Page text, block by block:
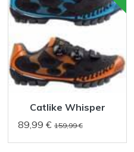
Catlike Whisper
89,99 € 159,99 €